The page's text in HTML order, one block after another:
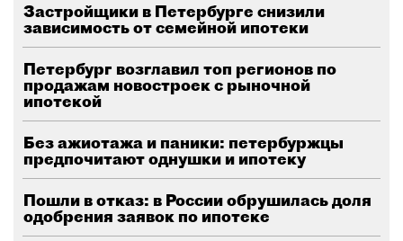
Застройщики в Петербурге снизили
зависимость от семейной ипотеки
Петербург возглавил топ регионов по
продажам новостроек с рыночной
ипотекой
Без ажиотажа и паники: петербуржцы
предпочитают однушки и ипотеку
Пошли в отказ: в России обрушилась доля
одобрения заявок по ипотеке